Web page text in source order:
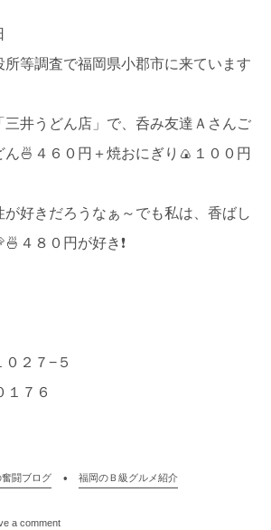
等調査で福岡県小郡市に来ています
三井うどん店」で、呑み友達Ａさんご
🍜４６０円＋焼おにぎり🍙１００円
が好きだろうなぁ～でも私は、香ばし
４８０円が好き❗
２７−５
１７６
闘ブログ 福岡のＢ級グルメ紹介
a comment